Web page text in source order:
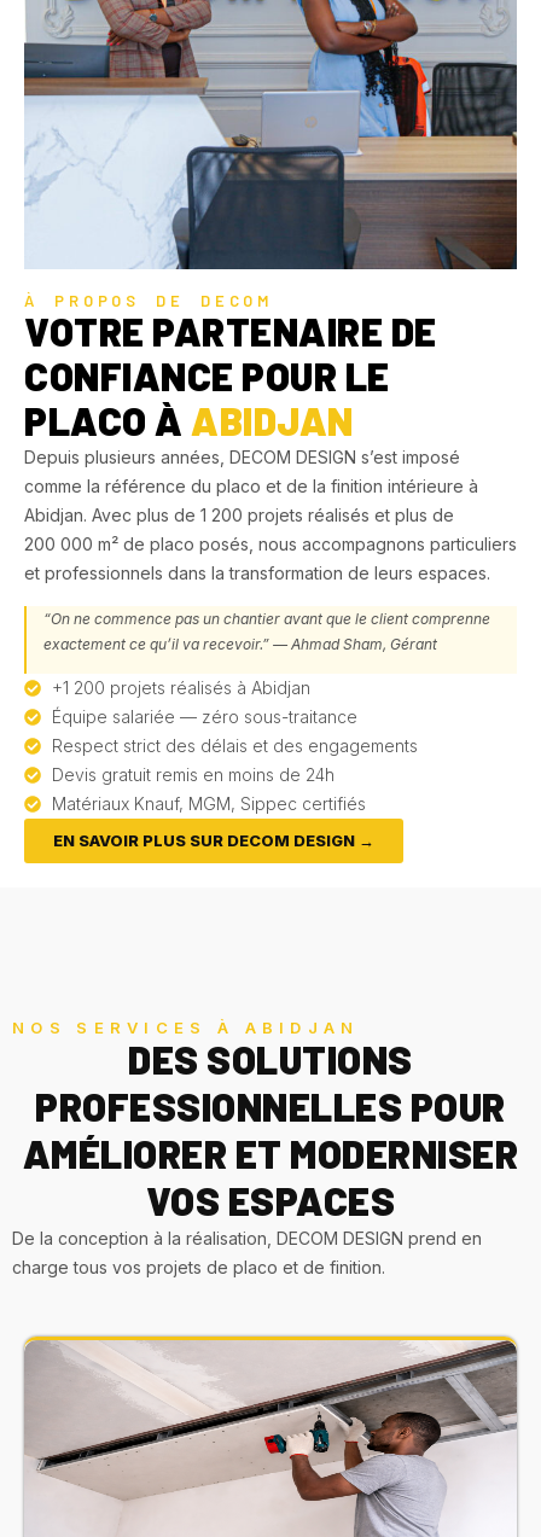
À PROPOS DE DECOM
VOTRE PARTENAIRE DE
CONFIANCE POUR LE
PLACO À ABIDJAN
Depuis plusieurs années, DECOM DESIGN s’est imposé
comme la référence du placo et de la finition intérieure à
Abidjan. Avec plus de 1 200 projets réalisés et plus de
200 000 m² de placo posés, nous accompagnons particuliers
et professionnels dans la transformation de leurs espaces.
“On ne commence pas un chantier avant que le client comprenne
exactement ce qu’il va recevoir.” — Ahmad Sham, Gérant
+1 200 projets réalisés à Abidjan
Équipe salariée — zéro sous-traitance
Respect strict des délais et des engagements
Devis gratuit remis en moins de 24h
Matériaux Knauf, MGM, Sippec certifiés
EN SAVOIR PLUS SUR DECOM DESIGN →
NOS SERVICES À ABIDJAN
DES SOLUTIONS
PROFESSIONNELLES POUR
AMÉLIORER ET MODERNISER
VOS ESPACES
De la conception à la réalisation, DECOM DESIGN prend en
charge tous vos projets de placo et de finition.